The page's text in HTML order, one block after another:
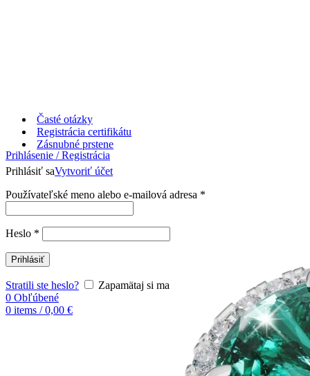
Časté otázky
Registrácia certifikátu
Prihlásenie / Registrácia
Prihlásiť saVytvoriť účet
Používateľské meno alebo e-mailová adresa *
Heslo *
Prihlásiť
Stratili ste heslo?
Zapamätaj si ma
0 Obľúbené
0 items / 0,00 €
Zásnubné prstene